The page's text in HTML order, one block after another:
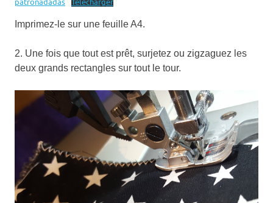
Imprimez-le sur une feuille A4.
2. Une fois que tout est prêt, surjetez ou zigzaguez les
deux grands rectangles sur tout le tour.